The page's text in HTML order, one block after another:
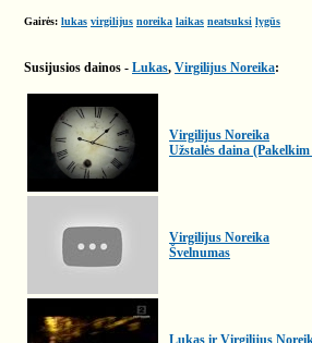
Gairės: lukas virgilijus noreika laikas neatsuksi lygūs
Susijusios dainos - Lukas, Virgilijus Noreika:
Virgilijus Noreika
Užstalės daina
Virgilijus Noreika
Švelnumas
Lukas ir Virgilijus